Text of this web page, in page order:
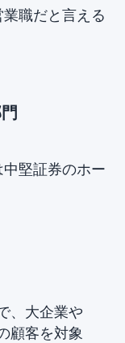
職だと言える
堅証券のホー
、大企業や
顧客を対象